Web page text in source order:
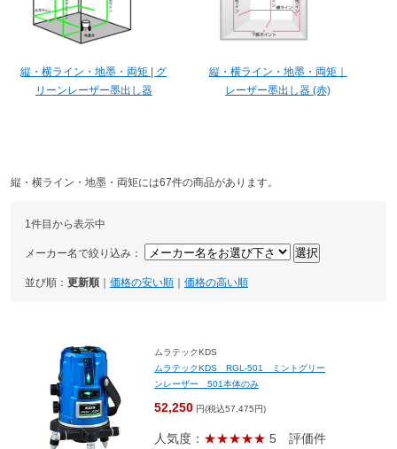
縦・横ライン・地墨・両矩 | グ
リーンレーザー墨出し器
縦・横ライン・地墨・両矩｜
レーザー墨出し器 (赤)
縦・横ライン・地墨・両矩には67件の商品があります。
1件目から表示中
メーカー名で絞り込み：
並び順： 更新順 価格の安い順 価格の高い順
ムラテックKDS
ムラテックKDS RGL-501 ミントグリー
ンレーザー 501本体のみ
52,250 円(税込57,475円)
人気度： ★★★★★ 5 評価件